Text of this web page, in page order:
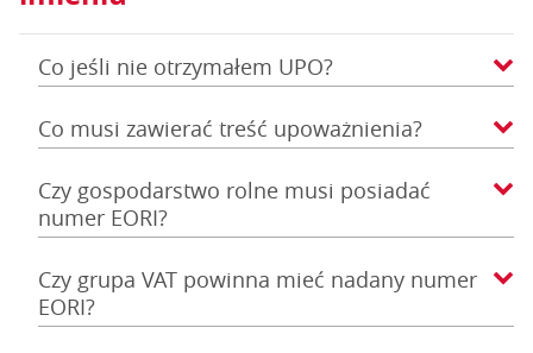
Co jeśli nie otrzymałem UPO?
Co musi zawierać treść upoważnienia?
Czy gospodarstwo rolne musi posiadać
numer EORI?
Czy grupa VAT powinna mieć nadany numer
EORI?